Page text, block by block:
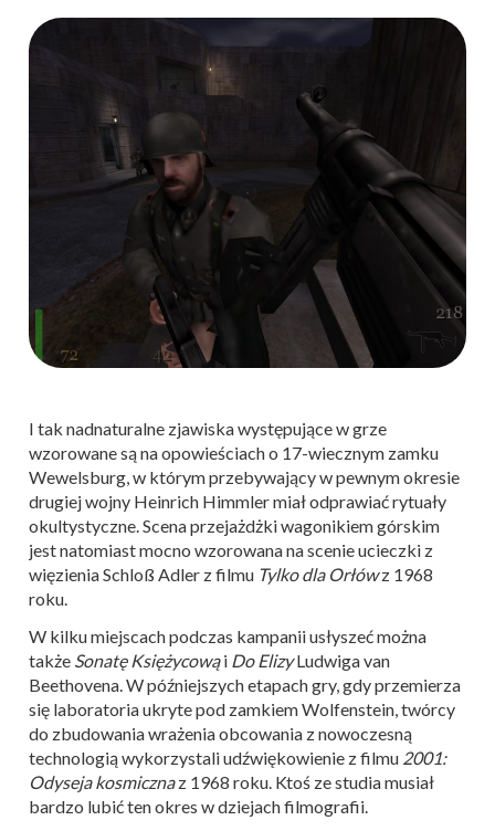
I tak nadnaturalne zjawiska występujące w grze
wzorowane są na opowieściach o 17-wiecznym zamku
Wewelsburg, w którym przebywający w pewnym okresie
drugiej wojny Heinrich Himmler miał odprawiać rytuały
okultystyczne. Scena przejażdżki wagonikiem górskim
jest natomiast mocno wzorowana na scenie ucieczki z
więzienia Schloß Adler z filmu Tylko dla Orłówz 1968
roku.
W kilku miejscach podczas kampanii usłyszeć można
także Sonatę Księżycowąi Do ElizyLudwiga van
Beethovena. W późniejszych etapach gry, gdy przemierza
się laboratoria ukryte pod zamkiem Wolfenstein, twórcy
do zbudowania wrażenia obcowania z nowoczesną
technologią wykorzystali udźwiękowienie z filmu 2001:
Odyseja kosmicznaz 1968 roku. Ktoś ze studia musiał
bardzo lubić ten okres w dziejach filmografii.